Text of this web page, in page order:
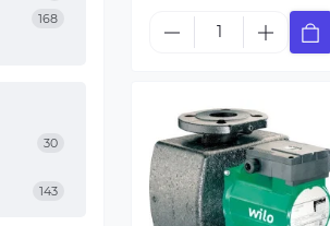
168
30
143